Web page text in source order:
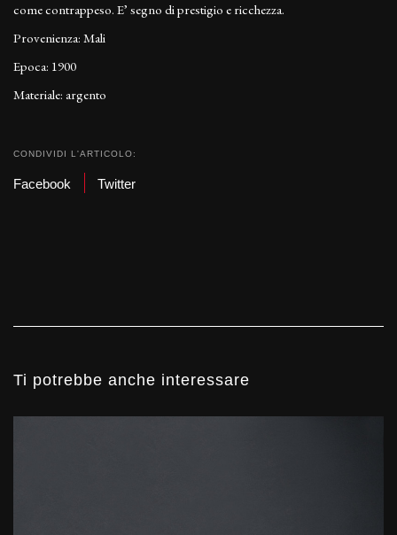
come contrappeso. E’ segno di prestigio e ricchezza.
Provenienza: Mali
Epoca: 1900
Materiale: argento
CONDIVIDI L'ARTICOLO:
Facebook Twitter
Ti potrebbe anche interessare